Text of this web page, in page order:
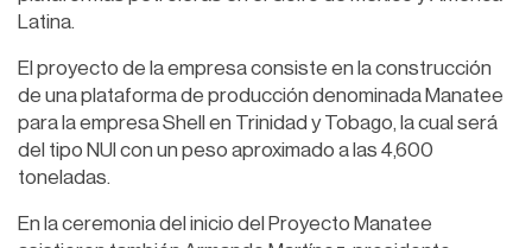
Latina.
El proyecto de la empresa consiste en la construcción
de una plataforma de producción denominada Manatee
para la empresa Shell en Trinidad y Tobago, la cual será
del tipo NUI con un peso aproximado a las 4,600
toneladas.
En la ceremonia del inicio del Proyecto Manatee